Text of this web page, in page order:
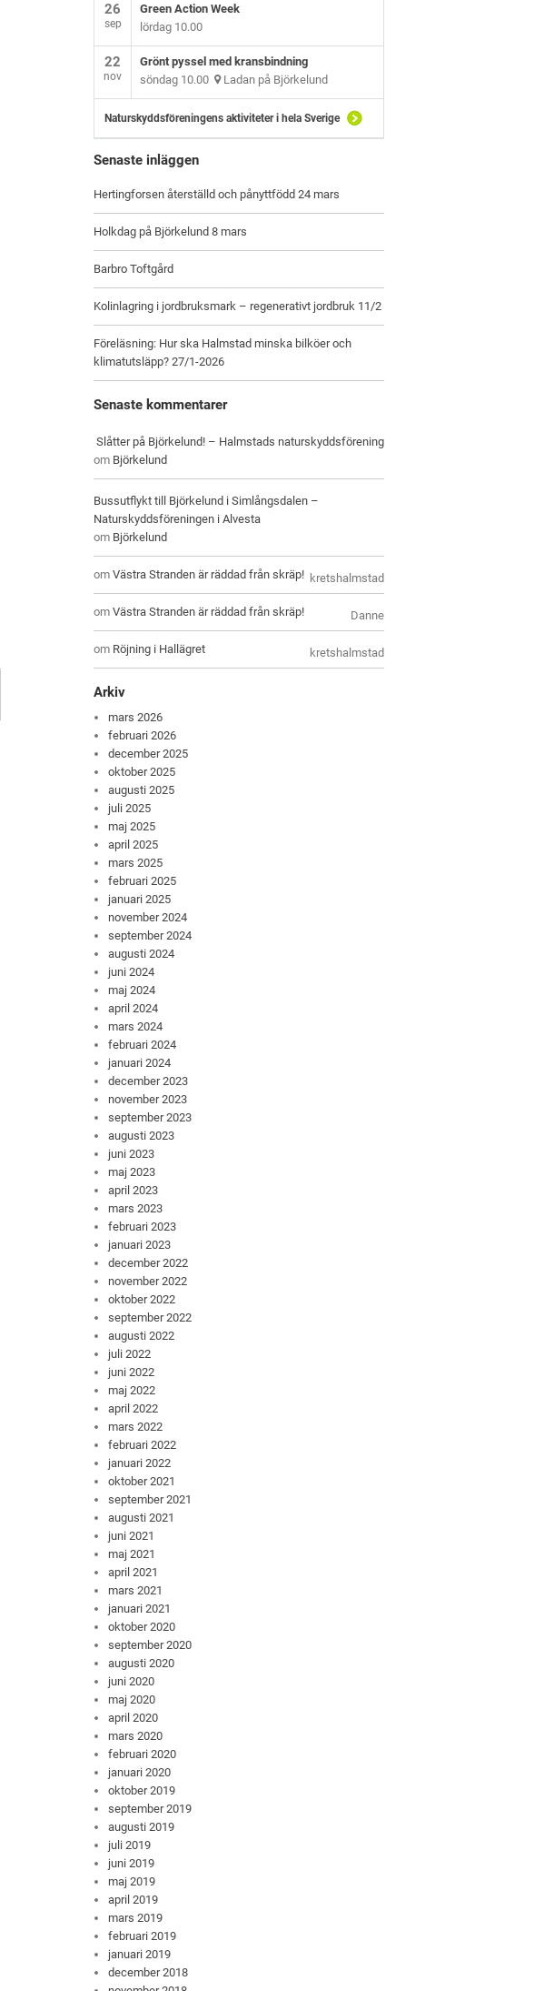
26
sep
Green Action Week
lördag 10.00
22
nov
Grönt pyssel med kransbindning
söndag 10.00 Ladan på Björkelund
Naturskyddsföreningens aktiviteter i hela Sverige
Senaste inläggen
Hertingforsen återställd och pånyttfödd 24 mars
Holkdag på Björkelund 8 mars
Barbro Toftgård
Kolinlagring i jordbruksmark – regenerativt jordbruk 11/2
Föreläsning: Hur ska Halmstad minska bilköer och
klimatutsläpp? 27/1-2026
Senaste kommentarer
Slåtter på Björkelund! – Halmstads naturskyddsförening
om Björkelund
Bussutflykt till Björkelund i Simlångsdalen –
Naturskyddsföreningen i Alvesta
om Björkelund
kretshalmstad
omVästra Stranden är räddad från skräp!
Danne
omVästra Stranden är räddad från skräp!
kretshalmstad
om Röjning i Hallägret
Arkiv
mars 2026
februari 2026
december 2025
oktober 2025
augusti 2025
juli 2025
maj 2025
april 2025
mars 2025
februari 2025
januari 2025
november 2024
september 2024
augusti 2024
juni 2024
maj 2024
april 2024
mars 2024
februari 2024
januari 2024
december 2023
november 2023
september 2023
augusti 2023
juni 2023
maj 2023
april 2023
mars 2023
februari 2023
januari 2023
december 2022
november 2022
oktober 2022
september 2022
augusti 2022
juli 2022
juni 2022
maj 2022
april 2022
mars 2022
februari 2022
januari 2022
oktober 2021
september 2021
augusti 2021
juni 2021
maj 2021
april 2021
mars 2021
januari 2021
oktober 2020
september 2020
augusti 2020
juni 2020
maj 2020
april 2020
mars 2020
februari 2020
januari 2020
oktober 2019
september 2019
augusti 2019
juli 2019
juni 2019
maj 2019
april 2019
mars 2019
februari 2019
januari 2019
december 2018